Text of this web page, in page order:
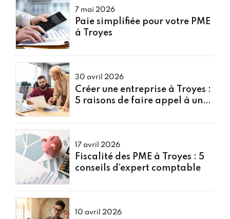
7 mai 2026
Paie simplifiée pour votre PME
à Troyes
30 avril 2026
Créer une entreprise à Troyes :
5 raisons de faire appel à un
17 avril 2026
Fiscalité des PME à Troyes : 5
conseils d’expert comptable
10 avril 2026